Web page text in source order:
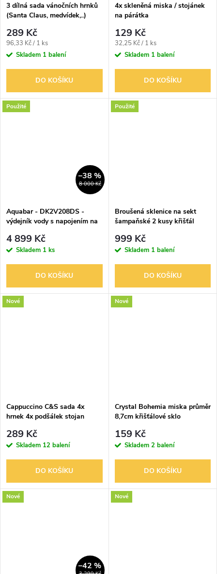
3 dílná sada vánočních hrnků
(Santa Claus, medvídek,..)
289 Kč
Měrná
cena:
96,33 Kč / 1 ks
Skladem 1 balení
DO KOŠÍKU
4x skleněná miska / stojánek
na párátka
129 Kč
Měrná
cena:
32,25 Kč / 1 ks
Skladem 1 balení
DO KOŠÍKU
Použité
8 000 Kč
–38 %
Aquabar - DK2V208DS -
výdejník vody s napojením na
4 899 Kč
Skladem 1 ks
DO KOŠÍKU
Použité
Broušená sklenice na sekt
šampaňské 2 kusy křišťál
999 Kč
Skladem 1 balení
DO KOŠÍKU
Nové
Cappuccino C&S sada 4x
hrnek 4x podšálek stojan
289 Kč
Skladem 12 balení
DO KOŠÍKU
Nové
Crystal Bohemia miska průměr
8,7cm křišťálové sklo
159 Kč
Skladem 2 balení
DO KOŠÍKU
Nové
–42 %
Nové